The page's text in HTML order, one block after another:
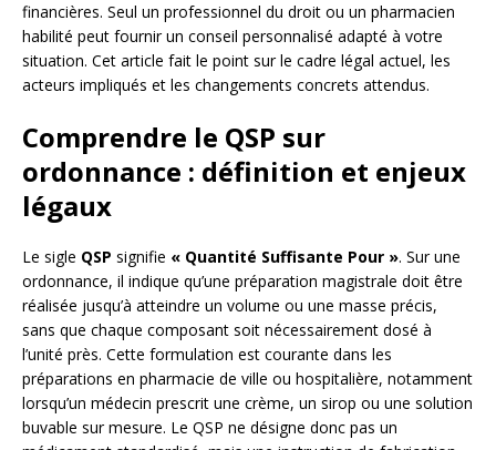
financières. Seul un professionnel du droit ou un pharmacien
habilité peut fournir un conseil personnalisé adapté à votre
situation. Cet article fait le point sur le cadre légal actuel, les
acteurs impliqués et les changements concrets attendus.
Comprendre le QSP sur
ordonnance : définition et enjeux
légaux
Le sigle QSP signifie « Quantité Suffisante Pour ». Sur une
ordonnance, il indique qu’une préparation magistrale doit être
réalisée jusqu’à atteindre un volume ou une masse précis,
sans que chaque composant soit nécessairement dosé à
l’unité près. Cette formulation est courante dans les
préparations en pharmacie de ville ou hospitalière, notamment
lorsqu’un médecin prescrit une crème, un sirop ou une solution
buvable sur mesure. Le QSP ne désigne donc pas un